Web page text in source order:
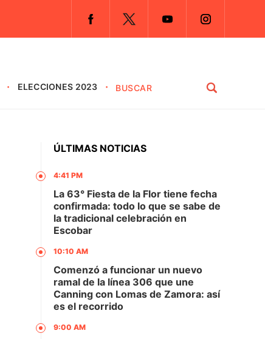
ELECCIONES 2023
ÚLTIMAS NOTICIAS
4:41 PM
La 63° Fiesta de la Flor tiene fecha
confirmada: todo lo que se sabe de
la tradicional celebración en
Escobar
10:10 AM
Comenzó a funcionar un nuevo
ramal de la línea 306 que une
Canning con Lomas de Zamora: así
es el recorrido
9:00 AM